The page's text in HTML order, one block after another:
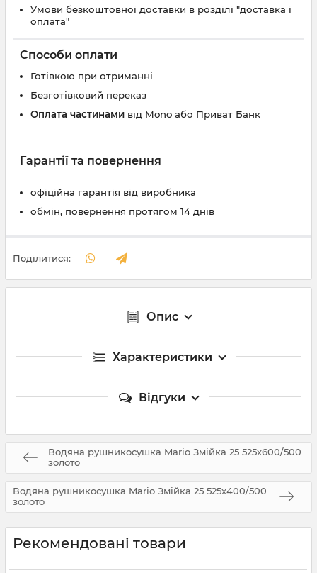
Умови безкоштовної доставки в розділі "доставка і
оплата"
Способи оплати
Готівкою при отриманні
Безготівковий переказ
Оплата частинами від Mono або Приват Банк
Гарантії та повернення
офіційна гарантія від виробника
обмін, повернення протягом 14 днів
Поділитися:
Опис
Характеристики
Відгуки
Водяна рушникосушка Mario Змійка 25 525х600/500
золото
Водяна рушникосушка Mario Змійка 25 525х400/500
золото
Рекомендовані товари